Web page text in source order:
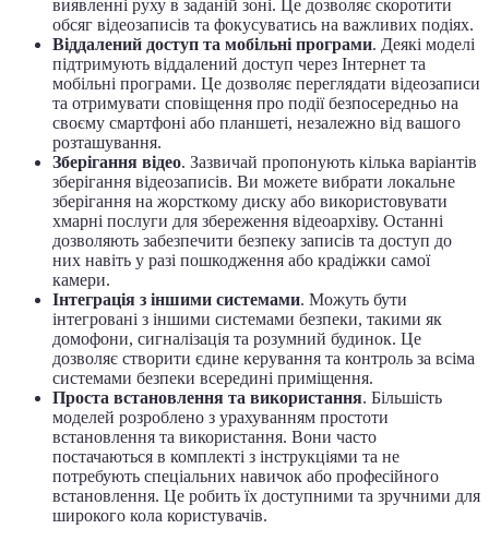
виявленні руху в заданій зоні. Це дозволяє скоротити
обсяг відеозаписів та фокусуватись на важливих подіях.
Віддалений доступ та мобільні програми. Деякі моделі
підтримують віддалений доступ через Інтернет та
мобільні програми. Це дозволяє переглядати відеозаписи
та отримувати сповіщення про події безпосередньо на
своєму смартфоні або планшеті, незалежно від вашого
розташування.
Зберігання відео. Зазвичай пропонують кілька варіантів
зберігання відеозаписів. Ви можете вибрати локальне
зберігання на жорсткому диску або використовувати
хмарні послуги для збереження відеоархіву. Останні
дозволяють забезпечити безпеку записів та доступ до
них навіть у разі пошкодження або крадіжки самої
камери.
Інтеграція з іншими системами. Можуть бути
інтегровані з іншими системами безпеки, такими як
домофони, сигналізація та розумний будинок. Це
дозволяє створити єдине керування та контроль за всіма
системами безпеки всередині приміщення.
Проста встановлення та використання. Більшість
моделей розроблено з урахуванням простоти
встановлення та використання. Вони часто
постачаються в комплекті з інструкціями та не
потребують спеціальних навичок або професійного
встановлення. Це робить їх доступними та зручними для
широкого кола користувачів.